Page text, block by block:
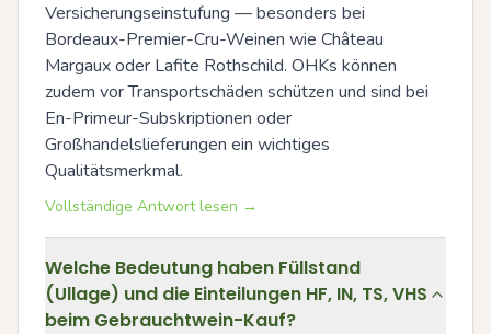
Versicherungseinstufung — besonders bei
Bordeaux-Premier-Cru-Weinen wie Château
Margaux oder Lafite Rothschild. OHKs können
zudem vor Transportschäden schützen und sind bei
En-Primeur-Subskriptionen oder
Großhandelslieferungen ein wichtiges
Qualitätsmerkmal.
Vollständige Antwort lesen →
Welche Bedeutung haben Füllstand
(Ullage) und die Einteilungen HF, IN, TS, VHS
beim Gebrauchtwein-Kauf?